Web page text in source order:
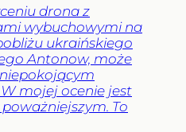
drona z
wybuchowymi na
ukraińskiego
Antonow, może
mojej ocenie jest
To